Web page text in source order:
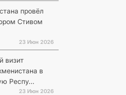
провёл
Стивом
23 Июн 2026
визит
в
Респу...
23 Июн 2026